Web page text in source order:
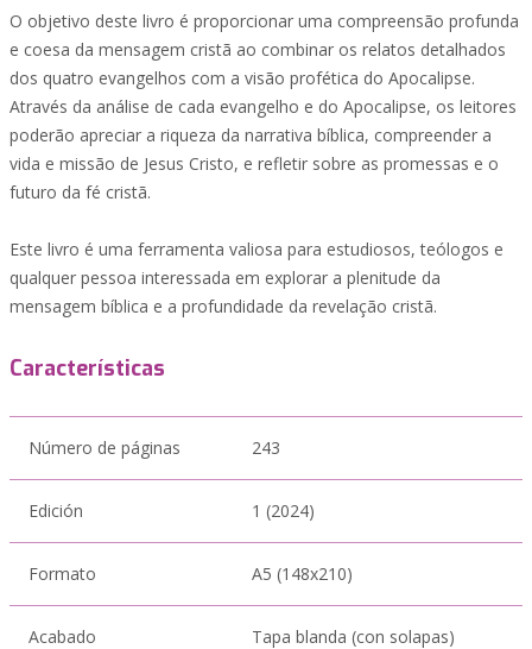
O objetivo deste livro é proporcionar uma compreensão profunda
e coesa da mensagem cristã ao combinar os relatos detalhados
dos quatro evangelhos com a visão profética do Apocalipse.
Através da análise de cada evangelho e do Apocalipse, os leitores
poderão apreciar a riqueza da narrativa bíblica, compreender a
vida e missão de Jesus Cristo, e refletir sobre as promessas e o
futuro da fé cristã.
Este livro é uma ferramenta valiosa para estudiosos, teólogos e
qualquer pessoa interessada em explorar a plenitude da
mensagem bíblica e a profundidade da revelação cristã.
Características
Número de páginas 243
Edición 1 (2024)
Formato A5 (148x210)
Acabado Tapa blanda (con solapas)